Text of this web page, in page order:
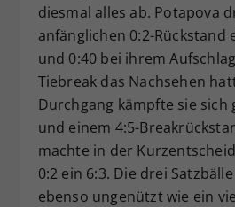
diesmal alles ab. Potapova
anfänglichen 0:2-Rückstand
und 0:40 bei ihrem
Tiebreak das Nachsehen
Durchgang kämpfte sie sich
und einem 4:5-
machte in der
0:2 ein 6:3. Die drei
ebenso ungenützt wie ein